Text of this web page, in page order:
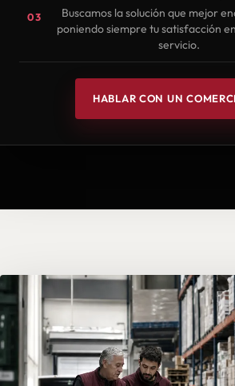
03
Buscamos la solución que mejor
poniendo siempre tu satisfacción
servicio.
HABLAR CON UN